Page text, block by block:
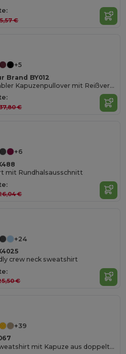
€
+5
Brand BY012
Komfortabler Kapuzenpullover mit Reißverschluss
€
+6
mit Rundhalsausschnitt
€
+24
crew neck sweatshirt
€
+39
URBAN Sweatshirt mit Kapuze aus doppeltem Stoff